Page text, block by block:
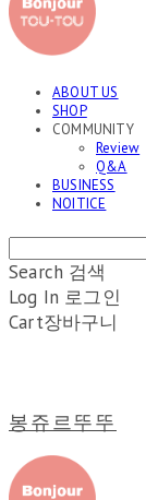
ABOUT US
SHOP
COMMUNITY
Review
Q&A
BUSINESS
NOITICE
Search 검색
Log In 로그인
Cart장바구니
봉쥬르뚜뚜